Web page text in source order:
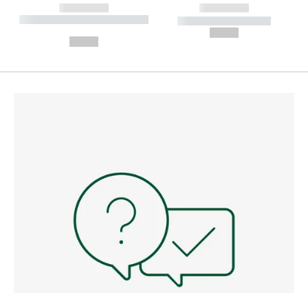
------------
----------- ----------- --------
------------
----------- -----------